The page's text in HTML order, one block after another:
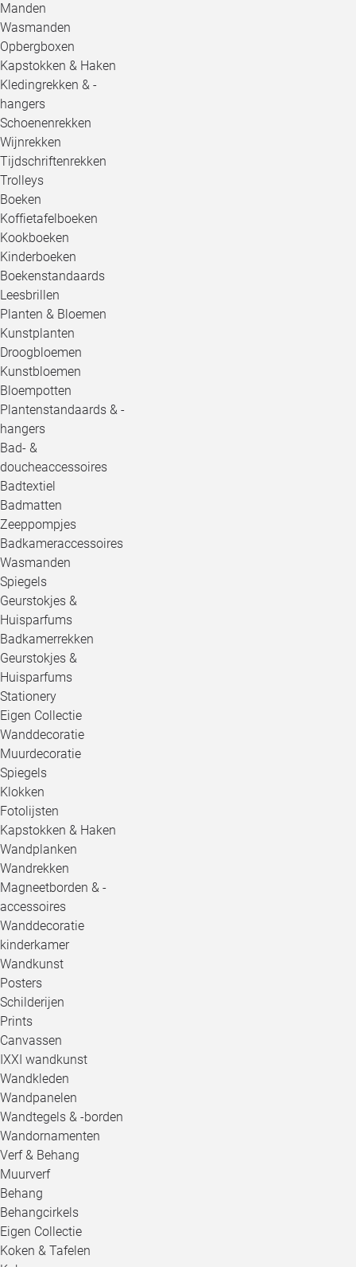
Manden
Wasmanden
Opbergboxen
Kapstokken & Haken
Kledingrekken & -
hangers
Schoenenrekken
Wijnrekken
Tijdschriftenrekken
Trolleys
Boeken
Koffietafelboeken
Kookboeken
Kinderboeken
Boekenstandaards
Leesbrillen
Planten & Bloemen
Kunstplanten
Droogbloemen
Kunstbloemen
Bloempotten
Plantenstandaards & -
hangers
Bad- &
doucheaccessoires
Badtextiel
Badmatten
Zeeppompjes
Badkameraccessoires
Wasmanden
Spiegels
Geurstokjes &
Huisparfums
Badkamerrekken
Geurstokjes &
Huisparfums
Stationery
Eigen Collectie
Wanddecoratie
Muurdecoratie
Spiegels
Klokken
Fotolijsten
Kapstokken & Haken
Wandplanken
Wandrekken
Magneetborden & -
accessoires
Wanddecoratie
kinderkamer
Wandkunst
Posters
Schilderijen
Prints
Canvassen
IXXI wandkunst
Wandkleden
Wandpanelen
Wandtegels & -borden
Wandornamenten
Verf & Behang
Muurverf
Behang
Behangcirkels
Eigen Collectie
Koken & Tafelen